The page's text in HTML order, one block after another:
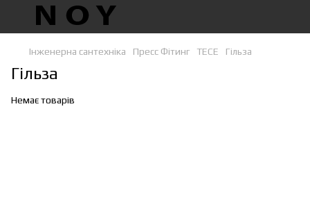
Інженерна сантехніка Пресс Фітинг TECE Гільза
Гільза
Немає товарів